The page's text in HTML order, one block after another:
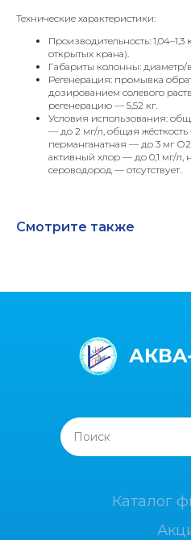
Технические характеристики:
Производительность:
открытых крана).
Габариты колонны: диаметр/
Регенерация: промывка
дозированием солевого
регенерацию — 5,52 кг.
Условия использования:
— до 2 мг/л, общая
перманганатная — до 3 мг
активный хлор — до 0,1 мг/л,
сероводород — отсутствует.​
Смотрите также
Поиск
Каталог